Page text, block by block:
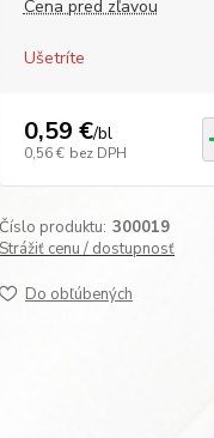
Cena pred zľavou
Ušetríte
0,59 €/bl
0,56 € bez DPH
Číslo produktu: 300019
Strážiť cenu / dostupnosť
Do obľúbených